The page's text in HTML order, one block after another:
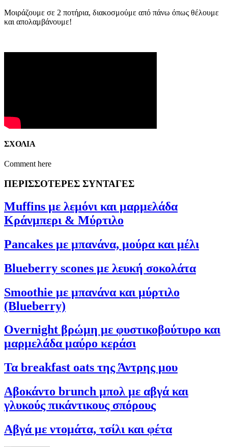
Μοιράζουμε σε 2 ποτήρια, διακοσμούμε από πάνω όπως θέλουμε
και απολαμβάνουμε!
ΣΧΟΛΙΑ
Comment here
ΠΕΡΙΣΣΟΤΕΡΕΣ ΣΥΝΤΑΓΕΣ
Muffins με λεμόνι και μαρμελάδα
Κράνμπερι & Μύρτιλο
Pancakes με μπανάνα, μούρα και μέλι
Blueberry scones με λευκή σοκολάτα
Smoothie με μπανάνα και μύρτιλο
(Blueberry)
Overnight βρώμη με φυστικοβούτυρο και
μαρμελάδα μαύρο κεράσι
Τα breakfast oats της Άντρης μου
Αβοκάντο brunch μπολ με αβγά και
γλυκούς πικάντικους σπόρους
Αβγά με ντομάτα, τσίλι και φέτα